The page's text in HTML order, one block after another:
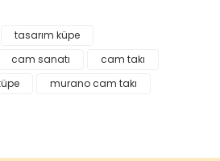
tasarım küpe
cam sanatı
cam takı
murano cam takı